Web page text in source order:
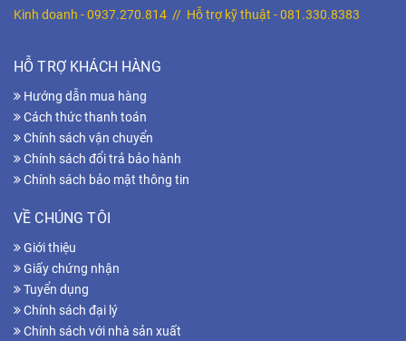
Kinh doanh -0937.270.814 // Hỗ trợ kỹ thuật -081.330.8383
HỖ TRỢ KHÁCH HÀNG
Hướng dẫn mua hàng
Cách thức thanh toán
Chính sách vận chuyển
Chính sách đổi trả bảo hành
Chính sách bảo mật thông tin
VỀ CHÚNG TÔI
Giới thiệu
Giấy chứng nhận
Tuyển dụng
Chính sách đại lý
Chính sách với nhà sản xuất